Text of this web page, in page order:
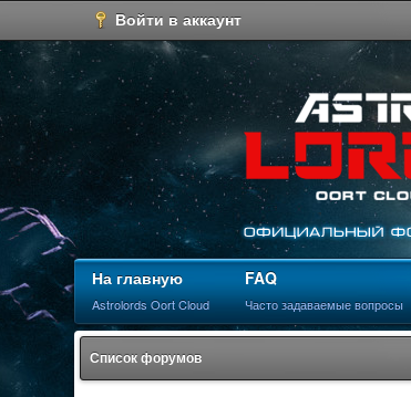
Войти в аккаунт
На главную
Astrolords Oort Cloud
FAQ
Часто задаваемые вопросы
Список форумов